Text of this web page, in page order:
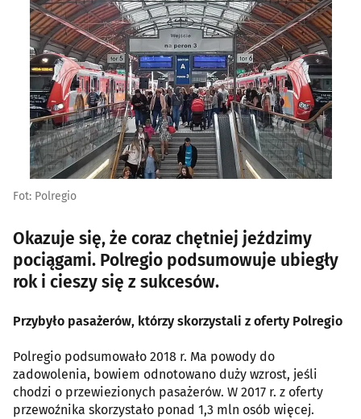
Fot: Polregio
Okazuje się, że coraz chętniej jeździmy
pociągami. Polregio podsumowuje ubiegły
rok i cieszy się z sukcesów.
Przybyło pasażerów, którzy skorzystali z oferty Polregio
Polregio podsumowało 2018 r. Ma powody do
zadowolenia, bowiem odnotowano duży wzrost, jeśli
chodzi o przewiezionych pasażerów. W 2017 r. z oferty
przewoźnika skorzystało ponad 1,3 mln osób więcej.